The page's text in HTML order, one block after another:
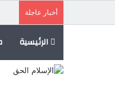
أخبار عاجلة
الرئيسية